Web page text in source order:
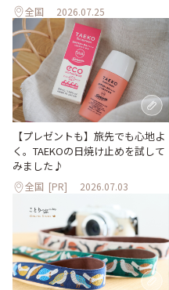
全国 2026.07.25
【プレゼントも】旅先でも心地よ
く。TAEKOの日焼け止めを試して
みました♪
全国 [PR] 2026.07.03